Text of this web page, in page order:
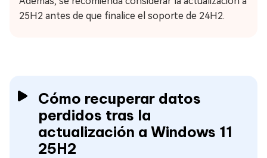
25H2 antes de que finalice el soporte de 24H2.
Cómo recuperar datos
perdidos tras la
actualización a Windows 11
25H2